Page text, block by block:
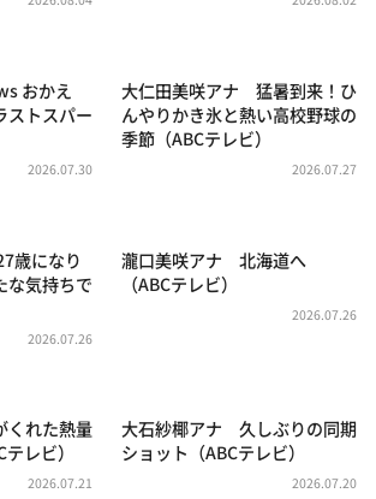
スクープ
り
Z塚田×福井アナ「なんでやねん！？」
えり）
ンなり！シーズン２
旅サラダ
ースライブ 正義のミカタ
っしゃい！
家
おかえ
ストスパー
2026.07.30
大仁田美咲アナ 猛暑到来！ひ
んやりかき氷と熱い高校野球の
季節（ABCテレビ）
2026.07.27
歳になり
な気持ちで
2026.07.26
瀧口美咲アナ 北海道へ
（ABCテレビ）
2026.07.26
れた熱量
レビ）
2026.07.21
大石紗椰アナ 久しぶりの同期
ショット（ABCテレビ）
2026.07.20